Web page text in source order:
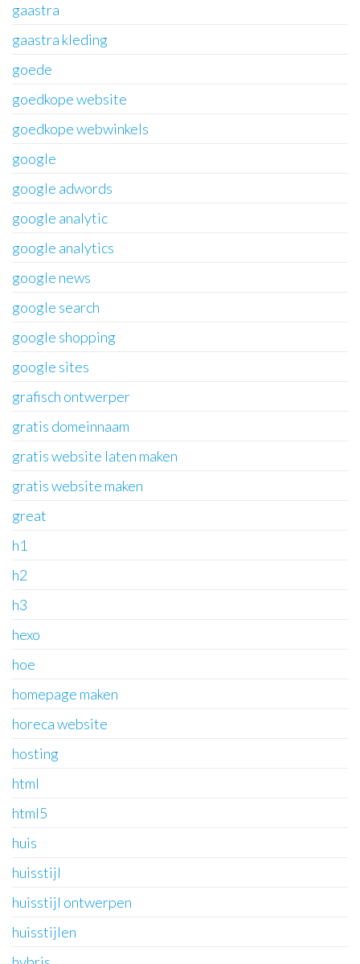
gaastra
gaastra kleding
goede
goedkope website
goedkope webwinkels
google
google adwords
google analytic
google analytics
google news
google search
google shopping
google sites
grafisch ontwerper
gratis domeinnaam
gratis website laten maken
gratis website maken
great
h1
h2
h3
hexo
hoe
homepage maken
horeca website
hosting
html
html5
huis
huisstijl
huisstijl ontwerpen
huisstijlen